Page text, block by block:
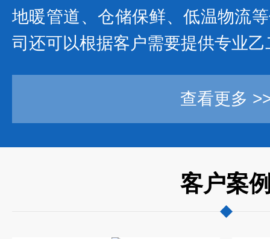
地暖管道、仓储保鲜、低温物流
司还可以根据客户需要提供专业
查看更多
客户案